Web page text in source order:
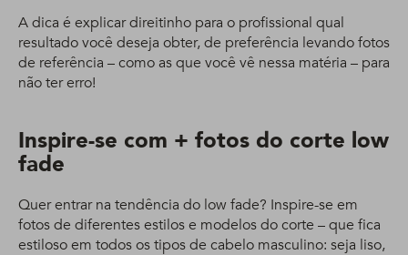
A dica é explicar direitinho para o profissional qual
resultado você deseja obter, de preferência levando fotos
de referência – como as que você vê nessa matéria – para
não ter erro!
Inspire-se com + fotos do corte low
fade
Quer entrar na tendência do low fade? Inspire-se em
fotos de diferentes estilos e modelos do corte – que fica
estiloso em todos os tipos de cabelo masculino: seja liso,